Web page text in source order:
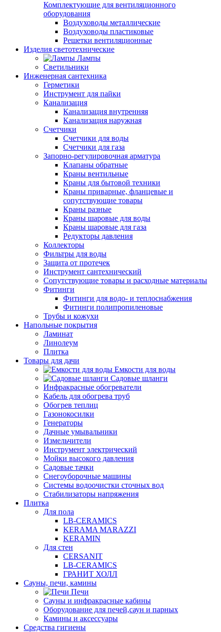
Комплектующие для вентиляционного
оборудования
Воздуховоды металлические
Воздуховоды пластиковые
Решетки вентиляционные
Изделия светотехнические
Лампы
Светильники
Инженерная сантехника
Герметики
Инструмент для пайки
Канализация
Канализация внутренняя
Канализация наружная
Счетчики
Счетчики для воды
Счетчики для газа
Запорно-регулировочная арматура
Клапаны обратные
Краны вентильные
Краны для бытовой техники
Краны приварные, фланцевые и
сопутствующие товары
Краны разные
Краны шаровые для воды
Краны шаровые для газа
Редукторы давления
Коллекторы
Фильтры для воды
Защита от протечек
Инструмент сантехнический
Сопутствующие товары и расходные материалы
Фитинги
Фитинги для водо- и теплоснабжения
Фитинги полипропиленовые
Трубы и кожухи
Напольные покрытия
Ламинат
Линолеум
Плитка
Товары для дачи
Емкости для воды
Садовые шланги
Инфракрасные обогреватели
Кабель для обогрева труб
Обогрев теплиц
Газонокосилки
Генераторы
Дачные умывальники
Измельчители
Инструмент электрический
Мойки высокого давления
Садовые тачки
Снегоуборочные машины
Системы водоочистки сточных вод
Стабилизаторы напряжения
Плитка
Для пола
LB-CERAMICS
KERAMA MARAZZI
KERAMIN
Для стен
CERSANIT
LB-CERAMICS
ГРАНИТ ХОЛЛ
Сауны, печи, камины
Печи
Сауны и инфракрасные кабины
Оборудование для печей,саун и парных
Камины и аксессуары
Средства гигиены